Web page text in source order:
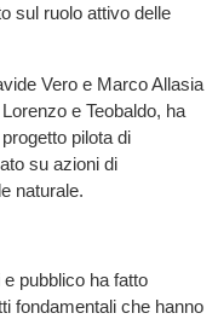
sul ruolo attivo delle
Vero e Marco Allasia
e Teobaldo, ha
progetto pilota di
su azioni di
naturale.
pubblico ha fatto
fondamentali che hanno